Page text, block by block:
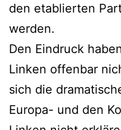
den etablierten
werden.
Den Eindruck
Linken offenbar
sich die
Europa- und den